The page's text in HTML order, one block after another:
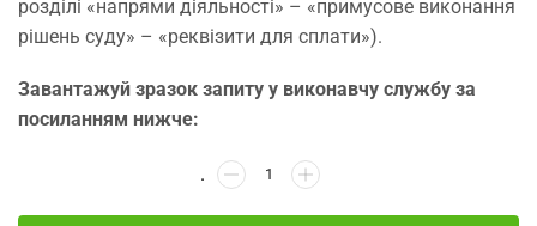
розділі «напрями діяльності» – «примусове виконання
рішень суду» – «реквізити для сплати»).
Завантажуй зразок запиту у виконавчу службу за
посиланням нижче: